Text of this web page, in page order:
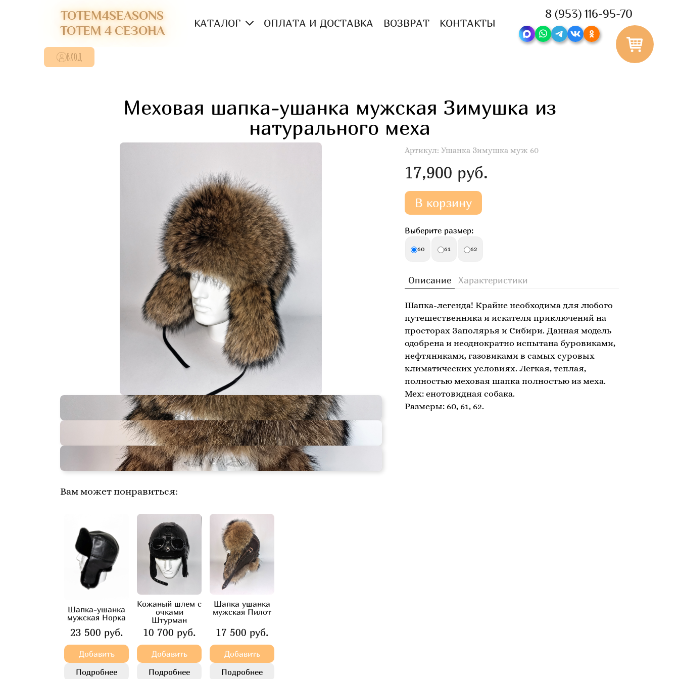
TOTEM4SEASONS
ТОТЕМ 4 СЕЗОНА
КАТАЛОГ ОПЛАТА И ДОСТАВКА ВОЗВРАТ КОНТАКТЫ
8 (953) 116-95-70
ВХОД
Меховая шапка-ушанка мужская Зимушка из
натурального меха
Вам может понравиться:
Шапка-ушанка
мужская Норка
23 500 руб.
Добавить
Подробнее
Кожаный шлем с
очками
Штурман
10 700 руб.
Добавить
Подробнее
Шапка ушанка
мужская Пилот
17 500 руб.
Добавить
Подробнее
Артикул: Ушанка Зимушка муж 60
17,900 руб.
В корзину
Выберите размер:
60 61 62
Описание Характеристики
Шапка-легенда! Крайне необходима для любого
путешественника и искателя приключений на
просторах Заполярья и Сибири. Данная модель
одобрена и неоднократно испытана буровиками,
нефтяниками, газовиками в самых суровых
климатических условиях. Легкая, теплая,
полностью меховая шапка полностью из меха.
Мех: енотовидная собака.
Размеры: 60, 61, 62.